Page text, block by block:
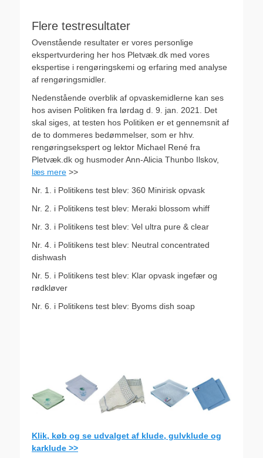
Flere testresultater
Ovenstående resultater er vores personlige
ekspertvurdering her hos Pletvæk.dk med vores
ekspertise i rengøringskemi og erfaring med analyse
af rengøringsmidler.
Nedenstående overblik af opvaskemidlerne kan ses
hos avisen Politiken fra lørdag d. 9. jan. 2021. Det
skal siges, at testen hos Politiken er et gennemsnit af
de to dommeres bedømmelser, som er hhv.
rengøringsekspert og lektor Michael René fra
Pletvæk.dk og husmoder Ann-Alicia Thunbo Ilskov,
læs mere >>
Nr. 1. i Politikens test blev: 360 Minirisk opvask
Nr. 2. i Politikens test blev: Meraki blossom whiff
Nr. 3. i Politikens test blev: Vel ultra pure & clear
Nr. 4. i Politikens test blev: Neutral concentrated
dishwash
Nr. 5. i Politikens test blev: Klar opvask ingefær og
rødkløver
Nr. 6. i Politikens test blev: Byoms dish soap
Klik, køb og se udvalget af klude, gulvklude og
karklude >>